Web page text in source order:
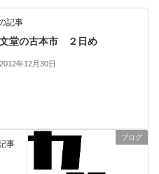
記事
堂の古本市 ２日め
2012年12月30日
ブログ
事